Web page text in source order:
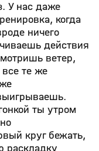
У нас даже
когда
ничего
действия
ветер,
все те же
ты утром
круг бежать,
раскладку